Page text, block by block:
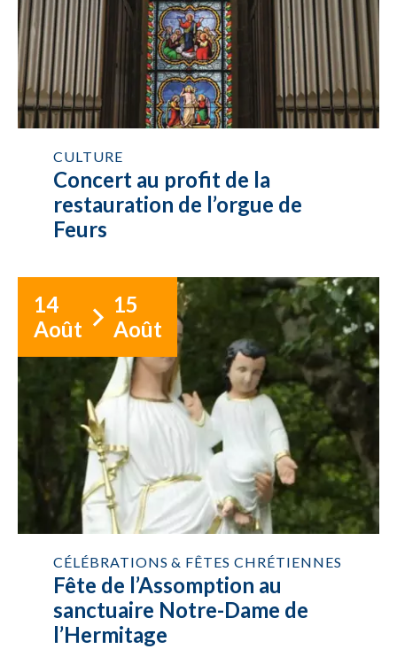
CULTURE
Concert au profit de la
restauration de l’orgue de
Feurs
14
Août
15
Août
CÉLÉBRATIONS & FÊTES CHRÉTIENNES
Fête de l’Assomption au
sanctuaire Notre-Dame de
l’Hermitage